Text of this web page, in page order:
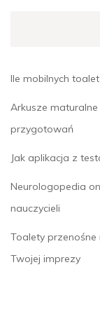
Ile mobilnych
Arkusze
przygotowań
Jak aplikacja z
Neurologopedia
nauczycieli
Toalety
Twojej imprezy